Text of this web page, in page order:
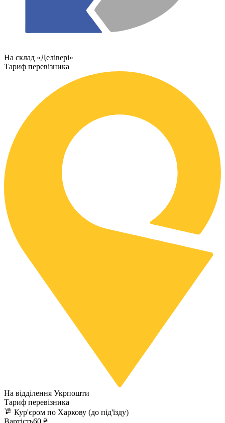
На склад «Делівері»
Тариф перевізника
На відділення Укрпошти
Тариф перевізника
Кур'єром по Харкову (до під'їзду)
Вартість60 ₴